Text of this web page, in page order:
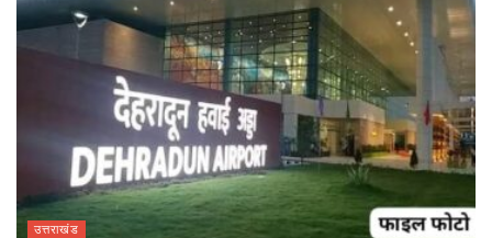
उत्तराखंड